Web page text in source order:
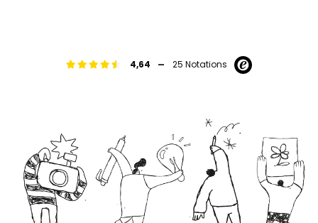
4,64 - 25 Notations